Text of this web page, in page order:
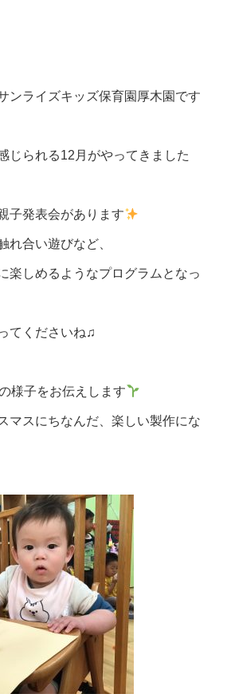
ンライズキッズ保育園厚木園です
じられる12月がやってきました
子発表会があります
れ合い遊びなど、
楽しめるようなプログラムとなっ
てくださいね♫
様子をお伝えします
マスにちなんだ、楽しい製作にな